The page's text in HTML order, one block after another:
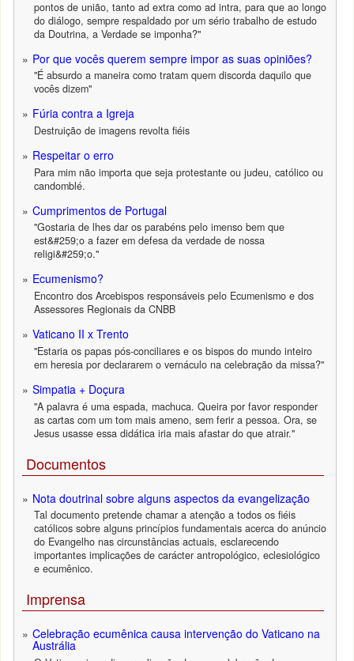
pontos de união, tanto ad extra como ad intra, para que ao longo
do diálogo, sempre respaldado por um sério trabalho de estudo
da Doutrina, a Verdade se imponha?"
Por que vocês querem sempre impor as suas opiniões?
"É absurdo a maneira como tratam quem discorda daquilo que
vocês dizem"
Fúria contra a Igreja
Destruição de imagens revolta fiéis
Respeitar o erro
Para mim não importa que seja protestante ou judeu, católico ou
candomblé.
Cumprimentos de Portugal
"Gostaria de lhes dar os parabéns pelo imenso bem que
est&#259;o a fazer em defesa da verdade de nossa
religi&#259;o."
Ecumenismo?
Encontro dos Arcebispos responsáveis pelo Ecumenismo e dos
Assessores Regionais da CNBB
Vaticano II x Trento
"Estaria os papas pós-conciliares e os bispos do mundo inteiro
em heresia por declararem o vernáculo na celebração da missa?"
Simpatia + Doçura
"A palavra é uma espada, machuca. Queira por favor responder
as cartas com um tom mais ameno, sem ferir a pessoa. Ora, se
Jesus usasse essa didática iria mais afastar do que atrair."
Documentos
Nota doutrinal sobre alguns aspectos da evangelização
Tal documento pretende chamar a atenção a todos os fiéis
católicos sobre alguns princípios fundamentais acerca do anúncio
do Evangelho nas circunstâncias actuais, esclarecendo
importantes implicações de carácter antropológico, eclesiológico
e ecumênico.
Imprensa
Celebração ecumênica causa intervenção do Vaticano na
Austrália